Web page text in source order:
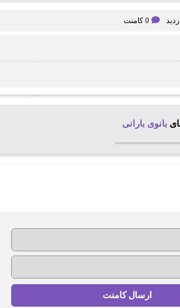
0 کامنت
بانوی بارانی